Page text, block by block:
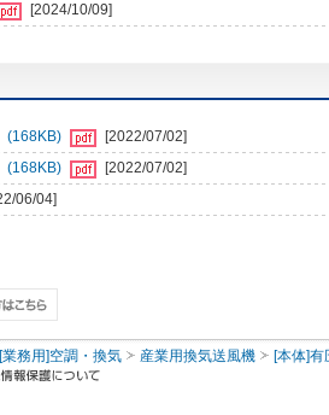
[2024/10/09]
(168KB)
[2022/07/02]
(168KB)
[2022/07/02]
06/04]
[業務用]空調・換気 産業用換気送風機 [本体]有